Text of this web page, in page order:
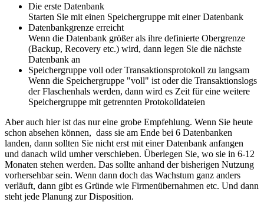
Die erste Datenbank
Starten Sie mit einen Speichergruppe mit einer Datenbank
Datenbankgrenze erreicht
Wenn die Datenbank größer als ihre definierte Obergrenze
(Backup, Recovery etc.) wird, dann legen Sie die nächste
Datenbank an
Speichergruppe voll oder Transaktionsprotokoll zu langsam
Wenn die Speichergruppe "voll" ist oder die Transaktionslogs
der Flaschenhals werden, dann wird es Zeit für eine weitere
Speichergruppe mit getrennten Protokolldateien
Aber auch hier ist das nur eine grobe Empfehlung. Wenn Sie heute
schon absehen können, dass sie am Ende bei 6 Datenbanken
landen, dann sollten Sie nicht erst mit einer Datenbank anfangen
und danach wild umher verschieben. Überlegen Sie, wo sie in 6-12
Monaten stehen werden. Das sollte anhand der bisherigen Nutzung
vorhersehbar sein. Wenn dann doch das Wachstum ganz anders
verläuft, dann gibt es Gründe wie Firmenübernahmen etc. Und dann
steht jede Planung zur Disposition.